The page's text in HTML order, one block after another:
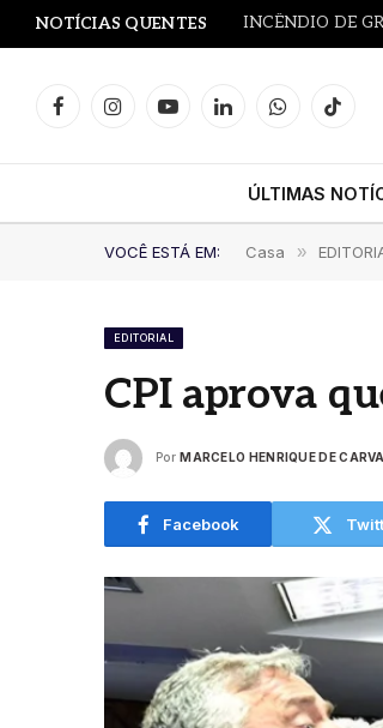
NOTÍCIAS QUENTES
FacebookInstagramYouTubeLinkedInWhatsAppTikTok
ÚLTIMAS
VOCÊ ESTÁ EM: Casa »
EDITORIAL
CPI aprova
Por MARCELO HENRIQUE DE
Facebook